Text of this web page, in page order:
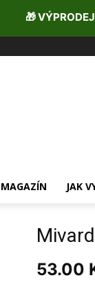
MAGAZÍN JAK
53.00
🎁